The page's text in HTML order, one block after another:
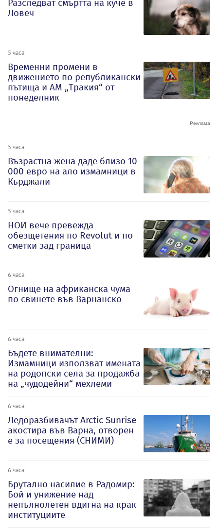
Разследват смъртта на куче в
Ловеч
5 часа
Временни промени в
движението по републикански
пътища и АМ „Тракия“ от
понеделник
5 часа
Възрастна жена даде близо 10
000 евро на ало измамници в
Кърджали
5 часа
НОИ вече превежда
обезщетения по Revolut и по
сметки зад граница
6 часа
Огнище на африканска чума
по свинете във Варнанско
6 часа
Бъдете внимателни:
Измамници използват имената
на родопски села за продажба
на „чудодейни“ мехлеми
6 часа
Ледоразбивачът Arctic Sunrise
акостира във Варна, отворен
е за посещения (СНИМИ)
6 часа
Брутално насилие в Радомир:
Бой и унижение над
непълнолетен вдигна на крак
институциите